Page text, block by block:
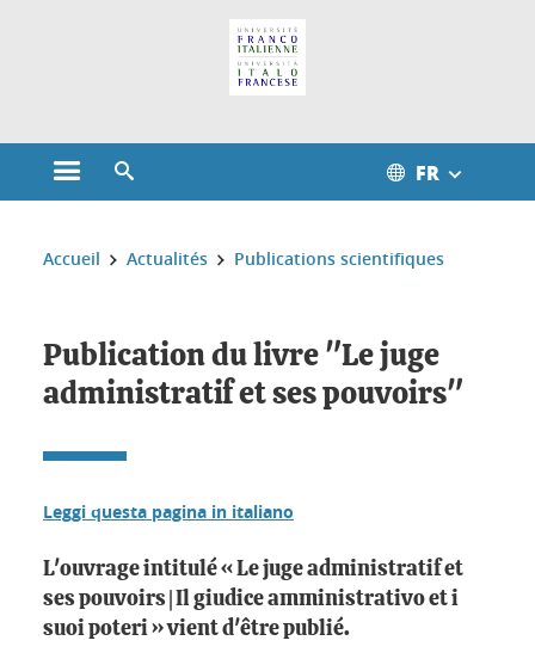
Ouvrir le menu principal FR
Vous êtes ici :
Accueil Actualités Publications scientifiques
Publication du livre "Le juge
administratif et ses pouvoirs"
Leggi questa pagina in italiano
L'ouvrage intitulé « Le juge administratif et
ses pouvoirs | Il giudice amministrativo et i
suoi poteri » vient d'être publié.